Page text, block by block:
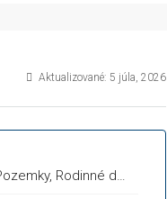
Aktualizované: 5 júla, 2026
Rodinné domy